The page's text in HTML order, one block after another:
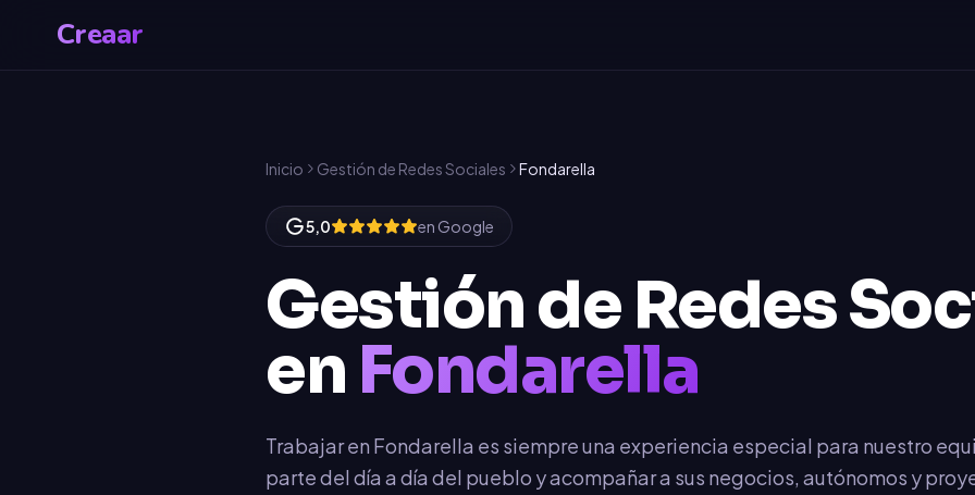
Creaar
Inicio Gestión de Redes Sociales Fondarella
5,0 en Google
Gestión de Redes
en Fondarella
Trabajar en Fondarella es siempre una experiencia especial para nuestro
parte del día a día del pueblo y acompañar a sus negocios, autónomos y